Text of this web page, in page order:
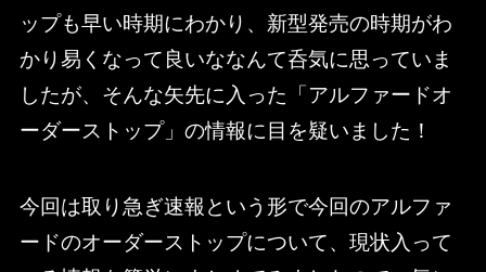
ップも早い時期にわかり、新型発売の時期がわ
かり易くなって良いななんて呑気に思っていま
したが、そんな矢先に入った「アルファードオ
ーダーストップ」の情報に目を疑いました！
今回は取り急ぎ速報という形で今回のアルファ
ードのオーダーストップについて、現状入って